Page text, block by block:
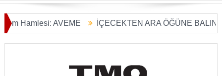
AVEME İÇECEKTEN ARA ÖĞÜNE BALIN
Dönüşümü Başladı